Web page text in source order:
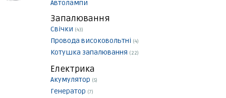
Автолампи
Запалювання
Свічки (43)
Провода високовольтні (4)
Котушка запалювання (22)
Електрика
Акумулятор (5)
Генератор (7)